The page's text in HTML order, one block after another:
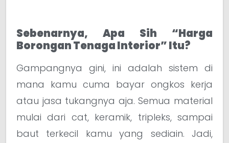
Sebenarnya, Apa Sih “Harga
Borongan Tenaga Interior” Itu?
Gampangnya gini, ini adalah sistem di
mana kamu cuma bayar ongkos kerja
atau jasa tukangnya aja. Semua material
mulai dari cat, keramik, tripleks, sampai
baut terkecil kamu yang sediain. Jadi,